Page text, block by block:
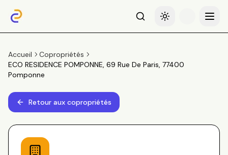
RechercheBasculer le thème
Menu
Accueil
Copropriétés
ECO RESIDENCE POMPONNE, 69 Rue De Paris, 77400
Pomponne
Retour aux copropriétés